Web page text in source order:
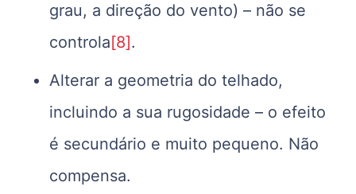
grau, a direção do vento) – não se
controla[8].
Alterar a geometria do telhado,
incluindo a sua rugosidade – o efeito
é secundário e muito pequeno. Não
compensa.